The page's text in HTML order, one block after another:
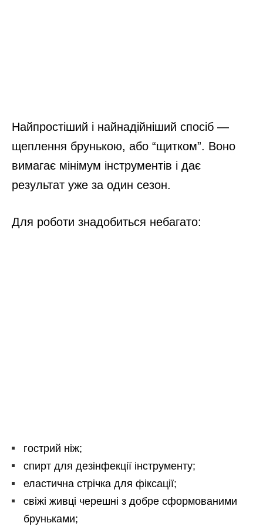
Найпростіший і найнадійніший спосіб —
щеплення брунькою, або “щитком”. Воно
вимагає мінімум інструментів і дає
результат уже за один сезон.
Для роботи знадобиться небагато:
гострий ніж;
спирт для дезінфекції інструменту;
еластична стрічка для фіксації;
свіжі живці черешні з добре сформованими
бруньками;